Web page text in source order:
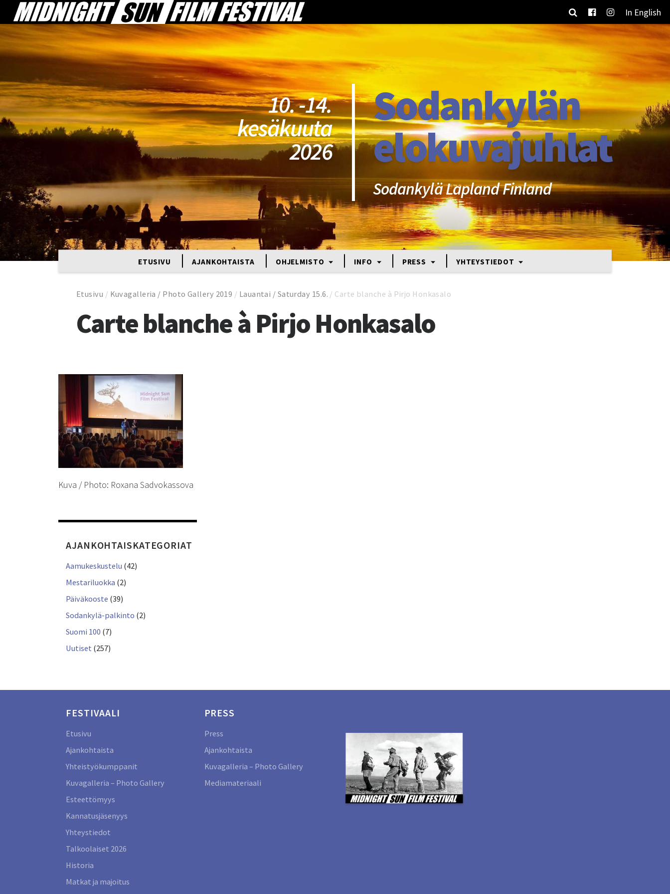
In English
10. -14.
kesäkuuta
2026
Sodankylän
elokuvajuhlat
Sodankylä Lapland Finland
ETUSIVU AJANKOHTAISTA OHJELMISTO INFO PRESS YHTEYSTIEDOT
Etusivu / Kuvagalleria / Photo Gallery 2019 / Lauantai / Saturday 15.6. / Carte blanche à Pirjo Honkasalo
Carte blanche à Pirjo Honkasalo
Kuva / Photo: Roxana Sadvokassova
AJANKOHTAISKATEGORIAT
Aamukeskustelu (42)
Mestariluokka (2)
Päiväkooste (39)
Sodankylä-palkinto (2)
Suomi 100 (7)
Uutiset (257)
FESTIVAALI
Etusivu
Ajankohtaista
Yhteistyökumppanit
Kuvagalleria – Photo Gallery
Esteettömyys
Kannatusjäsenyys
Yhteystiedot
Talkoolaiset 2026
Historia
Matkat ja majoitus
PRESS
Press
Ajankohtaista
Kuvagalleria – Photo Gallery
Mediamateriaali